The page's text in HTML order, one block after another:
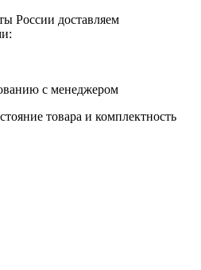
России доставляем
с менеджером
товара и комплектность